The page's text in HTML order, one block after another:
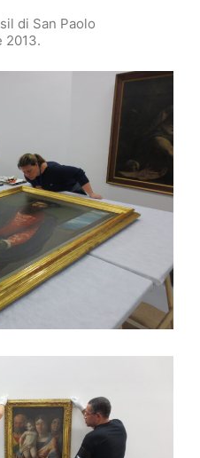
di San Paolo
2013.